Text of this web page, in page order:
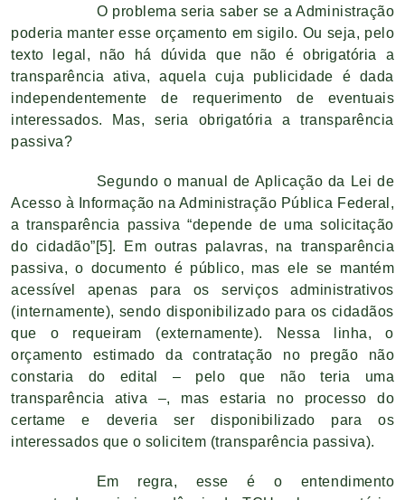
O problema seria saber se a Administração
poderia manter esse orçamento em sigilo. Ou seja, pelo
texto legal, não há dúvida que não é obrigatória a
transparência ativa, aquela cuja publicidade é dada
independentemente de requerimento de eventuais
interessados. Mas, seria obrigatória a transparência
passiva?
Segundo o manual de Aplicação da Lei de
Acesso à Informação na Administração Pública Federal,
a transparência passiva “depende de uma solicitação
do cidadão”[5]. Em outras palavras, na transparência
passiva, o documento é público, mas ele se mantém
acessível apenas para os serviços administrativos
(internamente), sendo disponibilizado para os cidadãos
que o requeiram (externamente). Nessa linha, o
orçamento estimado da contratação no pregão não
constaria do edital – pelo que não teria uma
transparência ativa –, mas estaria no processo do
certame e deveria ser disponibilizado para os
interessados que o solicitem (transparência passiva).
Em regra, esse é o entendimento